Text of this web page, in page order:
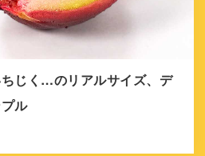
ちじく…のリアルサイズ、デ
ル